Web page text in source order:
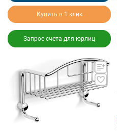
Купить в 1 клик
Запрос счета для юрлиц